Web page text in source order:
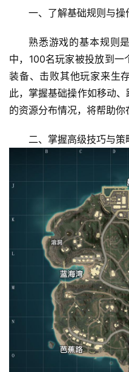
一、了解基础规则与操
熟悉游戏的基本规则
中，100名玩家被投放到
装备、击败其他玩家来生
此，掌握基础操作如移动
的资源分布情况，将帮助你
二、掌握高级技巧与策